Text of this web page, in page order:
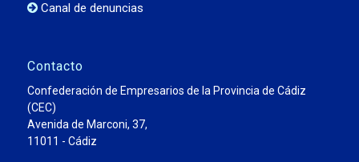
Canal de denuncias
Contacto
Confederación de Empresarios de la Provincia de Cádiz
(CEC)
Avenida de Marconi, 37,
11011 - Cádiz